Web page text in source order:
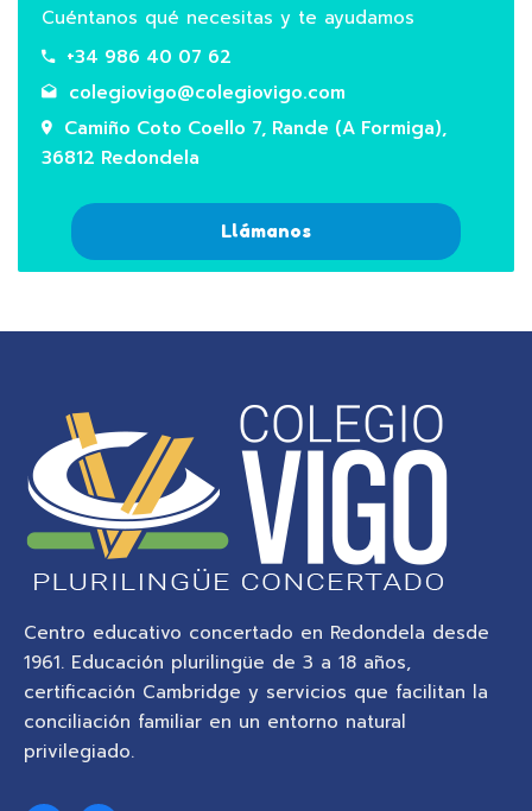
Cuéntanos qué necesitas y te ayudamos
+34 986 40 07 62
colegiovigo@colegiovigo.com
Camiño Coto Coello 7, Rande (A Formiga),
36812 Redondela
Llámanos
Centro educativo concertado en Redondela desde
1961. Educación plurilingüe de 3 a 18 años,
certificación Cambridge y servicios que facilitan la
conciliación familiar en un entorno natural
privilegiado.